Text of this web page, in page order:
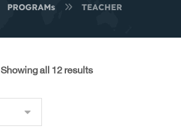
PROGRAMs TEACHER
Showing all 12 results